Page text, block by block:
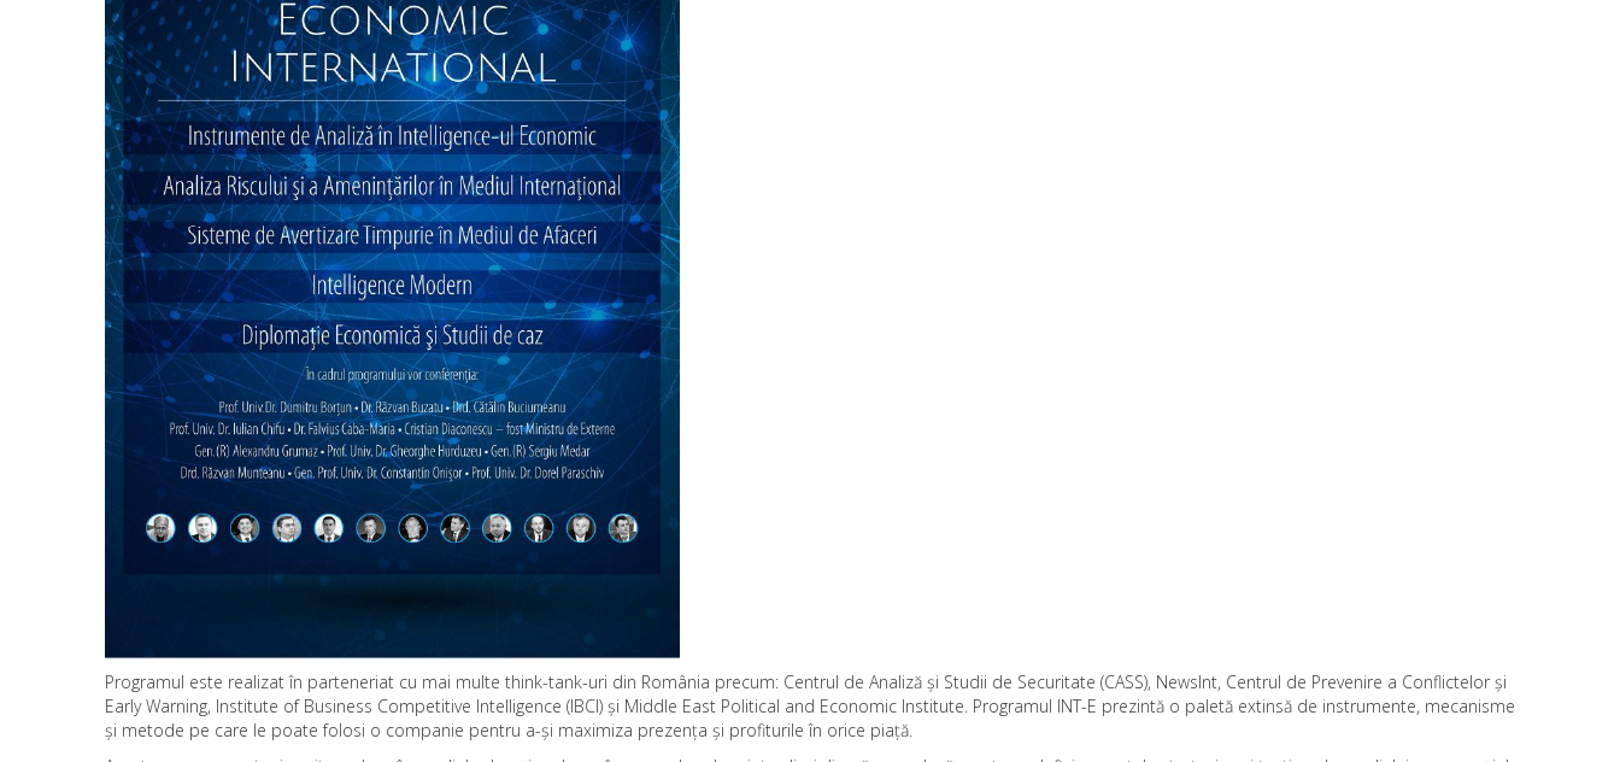
Programul este realizat în parteneriat cu mai multe think-tank-uri din România precum: Centrul de Analiză și Studii de Securitate (CASS), NewsInt, Centrul de Prevenire a Conflictelor și
Early Warning, Institute of Business Competitive Intelligence (IBCI) și Middle East Political and Economic Institute. Programul INT-E prezintă o paletă extinsă de instrumente, mecanisme
și metode pe care le poate folosi o companie pentru a-și maximiza prezența și profiturile în orice piață.